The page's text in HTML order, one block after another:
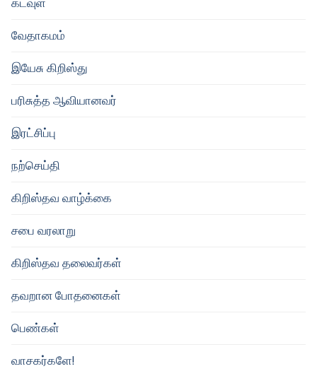
கடவுள்
வேதாகமம்
இயேசு கிறிஸ்து
பரிசுத்த ஆவியானவர்
இரட்சிப்பு
நற்செய்தி
கிறிஸ்தவ வாழ்க்கை
சபை வரலாறு
கிறிஸ்தவ தலைவர்கள்
தவறான போதனைகள்
பெண்கள்
வாசகர்களே!